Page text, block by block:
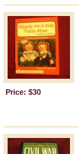
Price: $30